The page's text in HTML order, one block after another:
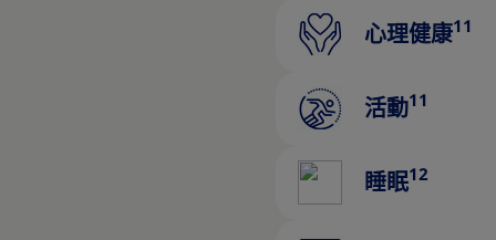
心理健康11
活動11
睡眠12